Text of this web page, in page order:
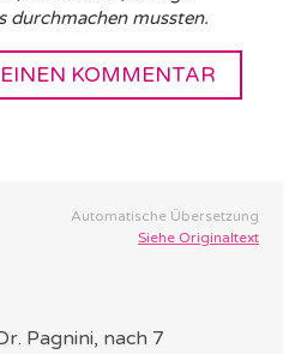
durchmachen mussten.
KOMMENTAR
Automatische Übersetzung
Siehe Originaltext
Pagnini, nach 7